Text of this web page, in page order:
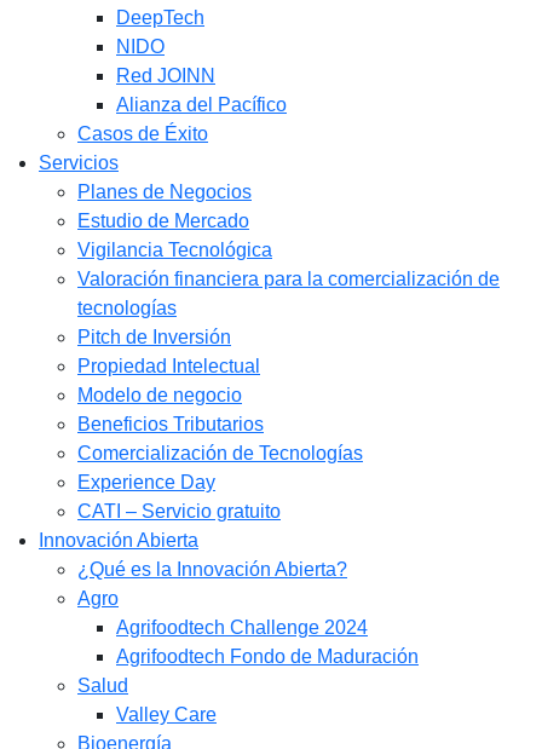
DeepTech
NIDO
Red JOINN
Alianza del Pacífico
Casos de Éxito
Servicios
Planes de Negocios
Estudio de Mercado​
Vigilancia Tecnológica
Valoración financiera para la comercialización de
tecnologías
Pitch de Inversión
Propiedad Intelectual
Modelo de negocio
Beneficios Tributarios
Comercialización de Tecnologías
Experience Day
CATI – Servicio gratuito
Innovación Abierta
¿Qué es la Innovación Abierta?
Agro
Agrifoodtech Challenge 2024
Agrifoodtech Fondo de Maduración
Salud
Valley Care
Bioenergía